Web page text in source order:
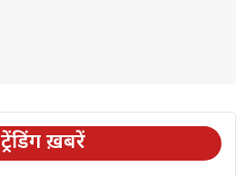
ट्रेंडिंग ख़बरें